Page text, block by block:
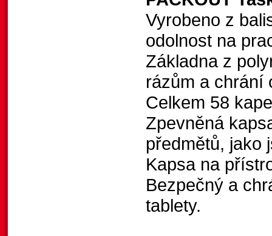
Vyrobeno z
odolnost na
Základna z
rázům a chrání
Celkem 58
Zpevněná
předmětů, jako
Kapsa na
Bezpečný a
tablety.